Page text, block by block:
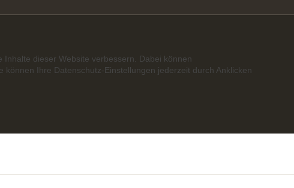
dieser Website verbessern. Dabei können
Ihre Datenschutz-Einstellungen jederzeit durch Anklicken